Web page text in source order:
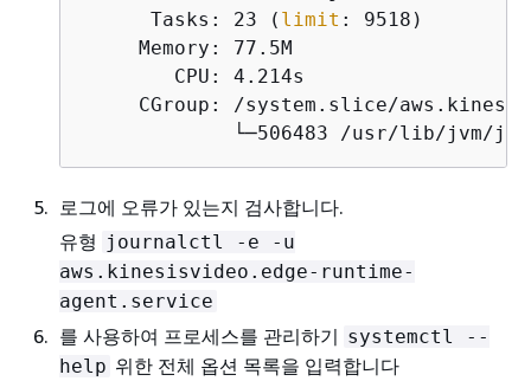
      Tasks: 23 (
limit : 9518)
     Memory: 77.5M
        CPU: 4.214s
CGroup: /system.slice/
└─506483 /usr/lib/jvm/
로그에 오류가 있는지 검사합니다.
유형 journalctl -e -u
aws.kinesisvideo.edge-runtime-
agent.service
를 사용하여 프로세스를 관리하기 systemctl --
help 위한 전체 옵션 목록을 입력합니다